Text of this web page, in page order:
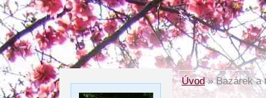
Úvod»Bazárek a